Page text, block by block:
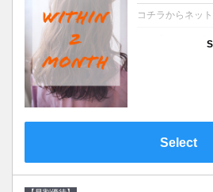
コチラからネッ
Select